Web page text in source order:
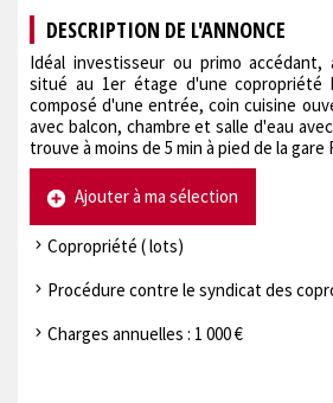
DESCRIPTION DE L'ANNONCE
Idéal investisseur ou primo accédant,
situé au 1er étage d'une
composé d'une entrée, coin cuisine
avec balcon, chambre et salle d'eau
trouve à moins de 5 min à pied de la gare
Ajouter à ma sélection
Copropriété ( lots)
Procédure contre le syndicat des
Charges annuelles : 1 000 €